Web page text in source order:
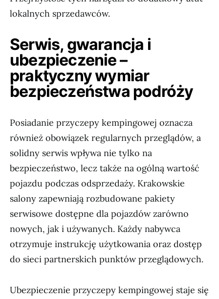
lokalnych sprzedawców.
Serwis, gwarancja i
ubezpieczenie –
praktyczny wymiar
bezpieczeństwa podróży
Posiadanie przyczepy kempingowej oznacza
również obowiązek regularnych przeglądów, a
solidny serwis wpływa nie tylko na
bezpieczeństwo, lecz także na ogólną wartość
pojazdu podczas odsprzedaży. Krakowskie
salony zapewniają rozbudowane pakiety
serwisowe dostępne dla pojazdów zarówno
nowych, jak i używanych. Każdy nabywca
otrzymuje instrukcję użytkowania oraz dostęp
do sieci partnerskich punktów przeglądowych.
Ubezpieczenie przyczepy kempingowej staje się